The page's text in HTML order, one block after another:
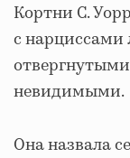
Кортни С.
с нарциссами
невидимыми.
Она назвала